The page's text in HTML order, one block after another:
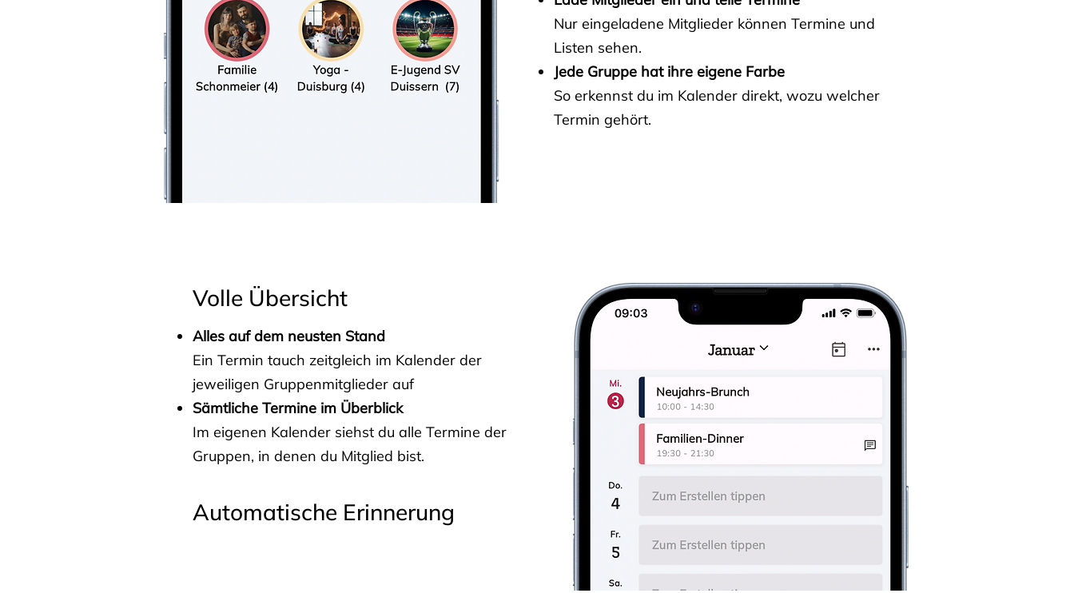
Nur eingeladene Mitglieder können Termine und
Listen sehen.
Jede Gruppe hat ihre eigene Farbe
So erkennst du im Kalender direkt, wozu welcher
Termin gehört.
Volle Übersicht
Alles auf dem neusten Stand
Ein Termin tauch zeitgleich im Kalender der
jeweiligen Gruppenmitglieder auf
Sämtliche Termine im Überblick
Im eigenen Kalender siehst du alle Termine der
Gruppen, in denen du Mitglied bist.
Automatische Erinnerung